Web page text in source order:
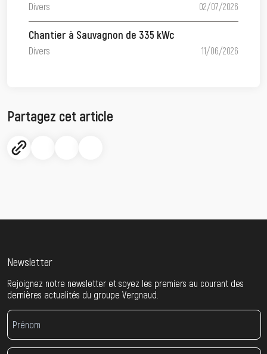
Divers 02/07/2026
Chantier à Sauvagnon de 335 kWc
Divers 11/06/2026
Partagez cet article
Newsletter
Rejoignez notre newsletter et soyez les premiers au courant des
dernières actualités du groupe Vergnaud.